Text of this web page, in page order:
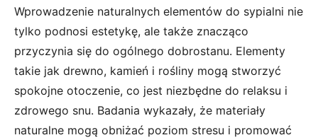
Wprowadzenie naturalnych elementów do sypialni nie
tylko podnosi estetykę, ale także znacząco
przyczynia się do ogólnego dobrostanu. Elementy
takie jak drewno, kamień i rośliny mogą stworzyć
spokojne otoczenie, co jest niezbędne do relaksu i
zdrowego snu. Badania wykazały, że materiały
naturalne mogą obniżać poziom stresu i promować